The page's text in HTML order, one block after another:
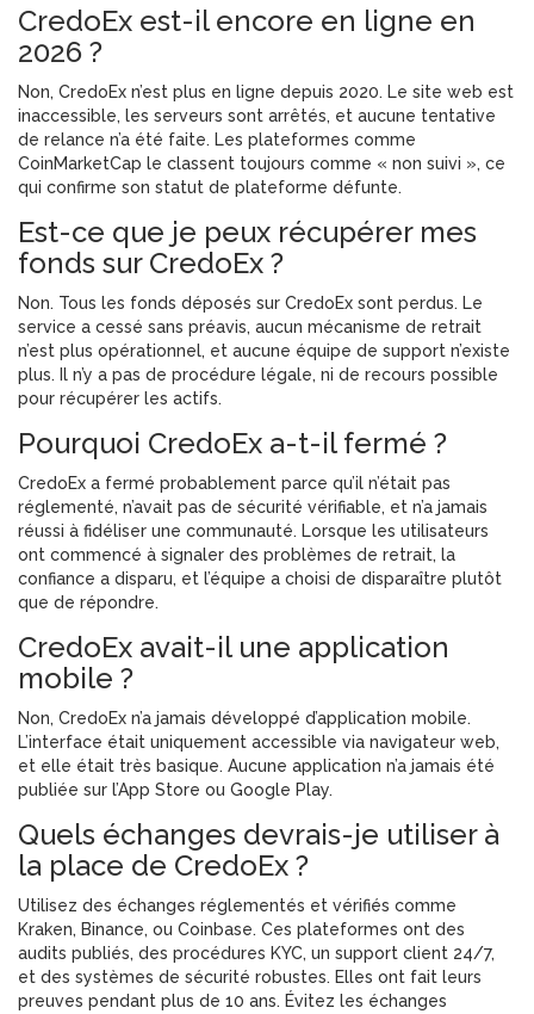
CredoEx est-il encore en ligne en
2026 ?
Non, CredoEx n’est plus en ligne depuis 2020. Le site web est
inaccessible, les serveurs sont arrêtés, et aucune tentative
de relance n’a été faite. Les plateformes comme
CoinMarketCap le classent toujours comme « non suivi », ce
qui confirme son statut de plateforme défunte.
Est-ce que je peux récupérer mes
fonds sur CredoEx ?
Non. Tous les fonds déposés sur CredoEx sont perdus. Le
service a cessé sans préavis, aucun mécanisme de retrait
n’est plus opérationnel, et aucune équipe de support n’existe
plus. Il n’y a pas de procédure légale, ni de recours possible
pour récupérer les actifs.
Pourquoi CredoEx a-t-il fermé ?
CredoEx a fermé probablement parce qu’il n’était pas
réglementé, n’avait pas de sécurité vérifiable, et n’a jamais
réussi à fidéliser une communauté. Lorsque les utilisateurs
ont commencé à signaler des problèmes de retrait, la
confiance a disparu, et l’équipe a choisi de disparaître plutôt
que de répondre.
CredoEx avait-il une application
mobile ?
Non, CredoEx n’a jamais développé d’application mobile.
L’interface était uniquement accessible via navigateur web,
et elle était très basique. Aucune application n’a jamais été
publiée sur l’App Store ou Google Play.
Quels échanges devrais-je utiliser à
la place de CredoEx ?
Utilisez des échanges réglementés et vérifiés comme
Kraken, Binance, ou Coinbase. Ces plateformes ont des
audits publiés, des procédures KYC, un support client 24/7,
et des systèmes de sécurité robustes. Elles ont fait leurs
preuves pendant plus de 10 ans. Évitez les échanges